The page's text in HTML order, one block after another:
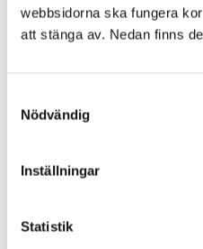
webbsidorna ska fungera
att stänga av. Nedan finns
Nödvändig
Inställningar
Statistik
Sidan senast uppdaterad:den